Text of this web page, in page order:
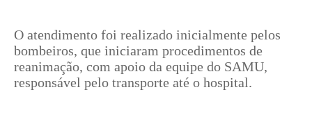
O atendimento foi realizado inicialmente pelos
bombeiros, que iniciaram procedimentos de
reanimação, com apoio da equipe do SAMU,
responsável pelo transporte até o hospital.